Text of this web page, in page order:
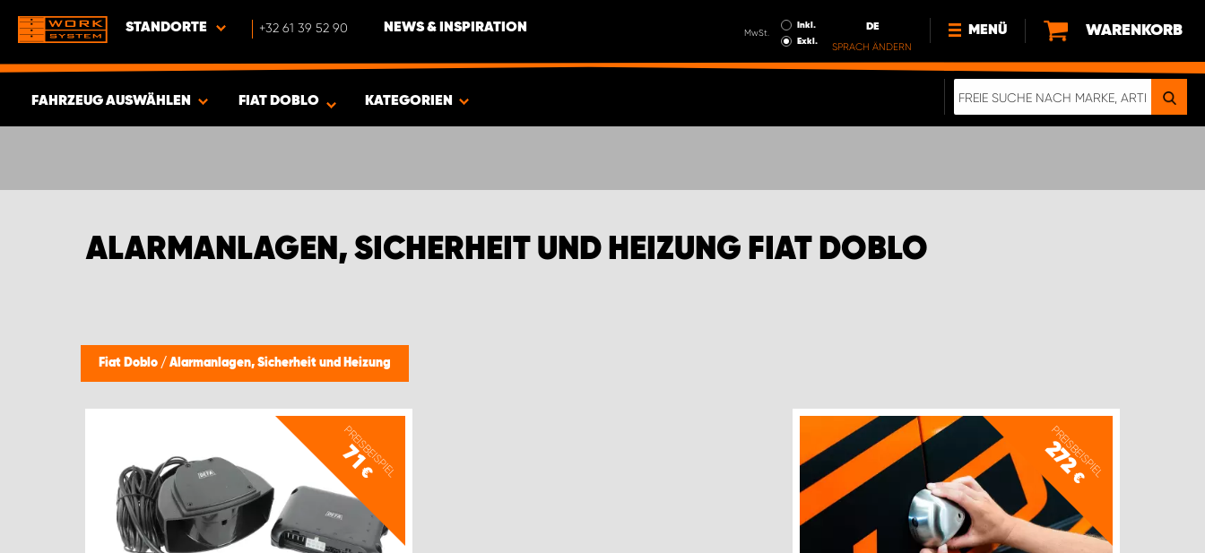
STANDORTE +32 61 39 52 90 NEWS & INSPIRATION MwSt.
Inkl.
Exkl.
DE
SPRACH ÄNDERN
MENÜ
NEWS
WARENKORB
FAHRZEUG AUSWÄHLEN
ARTIKEL
FIAT DOBLO KATEGORIEN
ALARMANLAGEN, SICHERHEIT UND HEIZUNG FIAT DOBLO
Fiat Doblo / Alarmanlagen, Sicherheit und Heizung
PREISBEISPIEL
71
€ PREISBEISPIEL
272
€